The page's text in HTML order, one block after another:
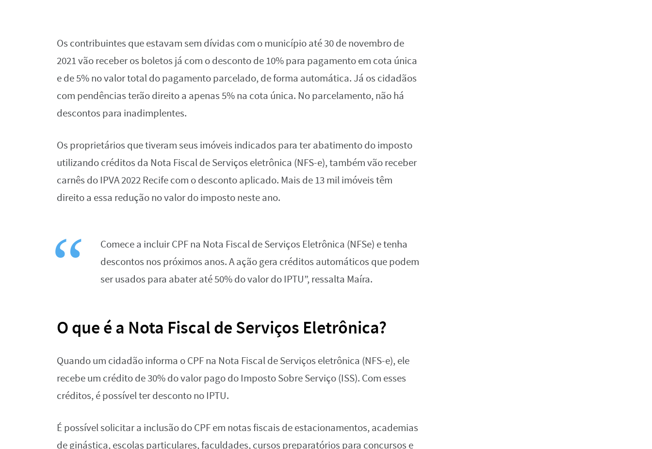
Os contribuintes que estavam sem dívidas com o município até 30 de novembro de
2021 vão receber os boletos já com o desconto de 10% para pagamento em cota única
e de 5% no valor total do pagamento parcelado, de forma automática. Já os cidadãos
com pendências terão direito a apenas 5% na cota única. No parcelamento, não há
descontos para inadimplentes.
Os proprietários que tiveram seus imóveis indicados para ter abatimento do imposto
utilizando créditos da Nota Fiscal de Serviços eletrônica (NFS-e), também vão receber
carnês do IPVA 2022 Recife com o desconto aplicado. Mais de 13 mil imóveis têm
direito a essa redução no valor do imposto neste ano.
Comece a incluir CPF na Nota Fiscal de Serviços Eletrônica (NFSe) e tenha
descontos nos próximos anos. A ação gera créditos automáticos que podem
ser usados para abater até 50% do valor do IPTU”, ressalta Maíra.
O que é a Nota Fiscal de Serviços Eletrônica?
Quando um cidadão informa o CPF na Nota Fiscal de Serviços eletrônica (NFS-e), ele
recebe um crédito de 30% do valor pago do Imposto Sobre Serviço (ISS). Com esses
créditos, é possível ter desconto no IPTU.
É possível solicitar a inclusão do CPF em notas fiscais de estacionamentos, academias
de ginástica, escolas particulares, faculdades, cursos preparatórios para concursos e